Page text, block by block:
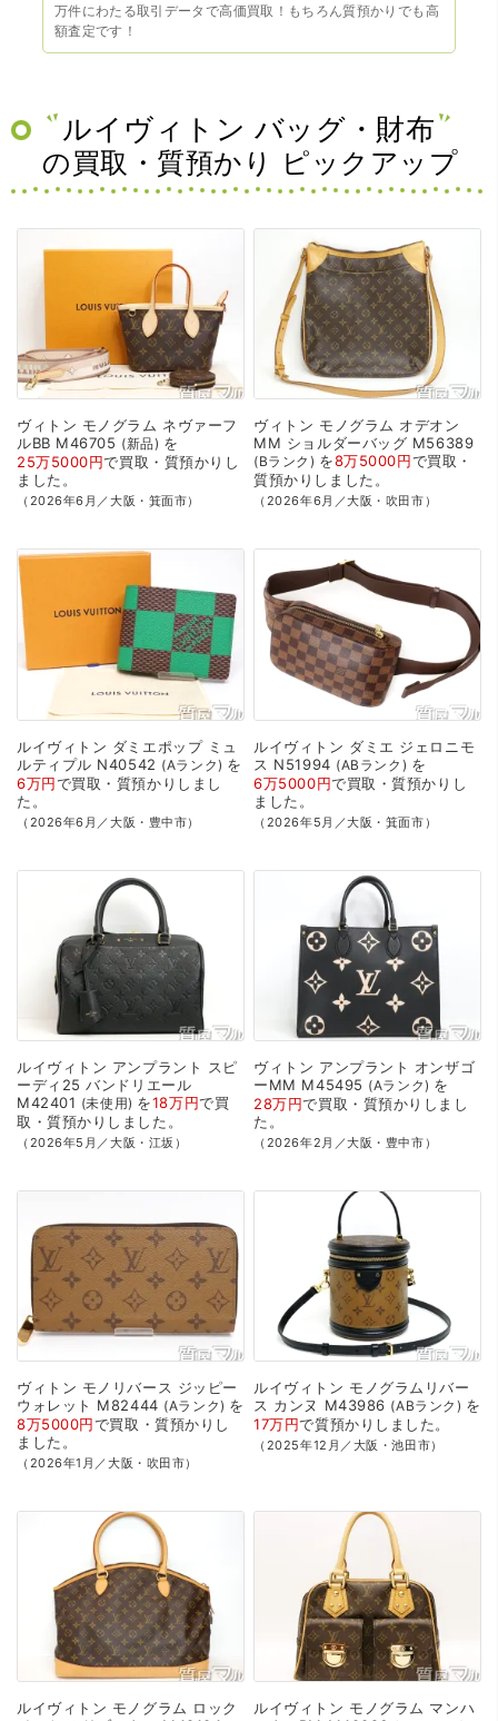
万件にわたる取引データで高価買取！もちろん質預かりでも高
額査定です！
ルイヴィトン バッグ・財布
の買取・質預かり ピックアップ
ヴィトン モノグラム ネヴァーフ
ルBB M46705 新品
を
25万5000円で買取・質預かり し
ました。
（2026年6月／大阪・箕面市）
ヴィトン モノグラム オデオン
MM ショルダーバッグ M56389
Bランク を8万5000円で買取・
質預かり しました。
（2026年6月／大阪・吹田市）
ルイヴィトン ダミエポップミュ
ルティプル N40542 Aランク を
6万円で買取・質預かり しまし
た。
（2026年6月／大阪・豊中市）
ルイヴィトン ダミエ ジェロニモ
ス N51994 ABランク
を
6万5000円で買取・質預かり し
ました。
（2026年5月／大阪・箕面市）
ルイヴィトン アンプラント
スピ
ーディ25 バンドリエール
M42401
未使用 を18万円で買
取・質預かり しました。
（2026年5月／大阪・江坂）
ヴィトン アンプラント オンザゴ
ーMM M45495 Aランク を
28万円で買取・質預かり しまし
た。
（2026年2月／大阪・豊中市）
ヴィトン モノリバース ジッピー
ウォレット M82444 Aランク を
8万5000円で買取・質預かり し
ました。
（2026年1月／大阪・吹田市）
ルイヴィトン モノグラムリバー
ス カンヌ M43986 ABランク
を
17万円で質預かり しました。
（2025年12月／大阪・池田市）
ルイヴィトン モノグラム ロック
ルイヴィトン モノグラム マンハ